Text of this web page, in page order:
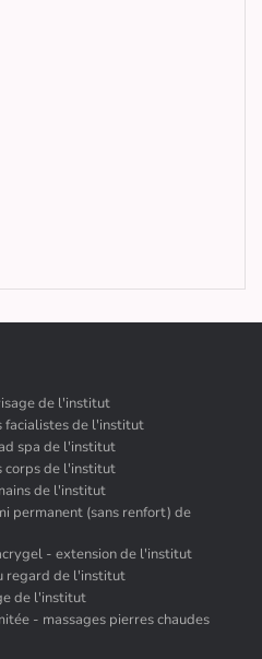
de l'institut
facialistes de l'institut
spa de l'institut
corps de l'institut
de l'institut
permanent (sans renfort) de
- extension de l'institut
regard de l'institut
de l'institut
- massages pierres chaudes